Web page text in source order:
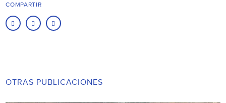
COMPARTIR
OTRAS PUBLICACIONES